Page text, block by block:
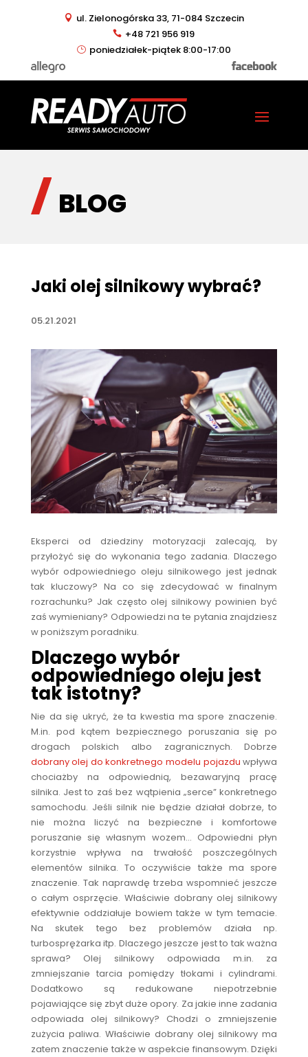
ul. Zielonogórska 33, 71-084 Szczecin
+48 721 956 919
poniedziałek-piątek 8:00-17:00
BLOG
Jaki olej silnikowy wybrać?
05.21.2021
Eksperci od dziedziny motoryzacji zalecają, by
przyłożyć się do wykonania tego zadania. Dlaczego
wybór odpowiedniego oleju silnikowego jest jednak
tak kluczowy? Na co się zdecydować w finalnym
rozrachunku? Jak często olej silnikowy powinien być
zaś wymieniany? Odpowiedzi na te pytania znajdziesz
w poniższym poradniku.
Dlaczego wybór
odpowiedniego oleju jest
tak istotny?
Nie da się ukryć, że ta kwestia ma spore znaczenie.
M.in. pod kątem bezpiecznego poruszania się po
drogach polskich albo zagranicznych. Dobrze
dobrany olej do konkretnego modelu pojazdu wpływa
chociażby na odpowiednią, bezawaryjną pracę
silnika. Jest to zaś bez wątpienia „serce” konkretnego
samochodu. Jeśli silnik nie będzie działał dobrze, to
nie można liczyć na bezpieczne i komfortowe
poruszanie się własnym wozem… Odpowiedni płyn
korzystnie wpływa na trwałość poszczególnych
elementów silnika. To oczywiście także ma spore
znaczenie. Tak naprawdę trzeba wspomnieć jeszcze
o całym osprzęcie. Właściwie dobrany olej silnikowy
efektywnie oddziałuje bowiem także w tym temacie.
Na skutek tego bez problemów działa np.
turbosprężarka itp. Dlaczego jeszcze jest to tak ważna
sprawa? Olej silnikowy odpowiada m.in. za
zmniejszanie tarcia pomiędzy tłokami i cylindrami.
Dodatkowo są redukowane niepotrzebnie
pojawiające się zbyt duże opory. Za jakie inne zadania
odpowiada olej silnikowy? Chodzi o zmniejszenie
zużycia paliwa. Właściwie dobrany olej silnikowy ma
zatem znaczenie także w aspekcie finansowym. Dzięki